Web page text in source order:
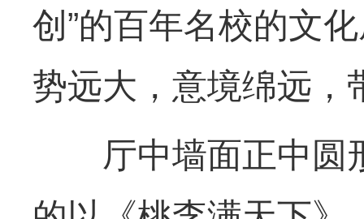
创”的百年名校的文
势远大，意境绵远，
厅中墙面正中圆形